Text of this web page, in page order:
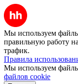
Мы используем
правильную работу
трафик.
Правила
Мы используем
файлов cookie